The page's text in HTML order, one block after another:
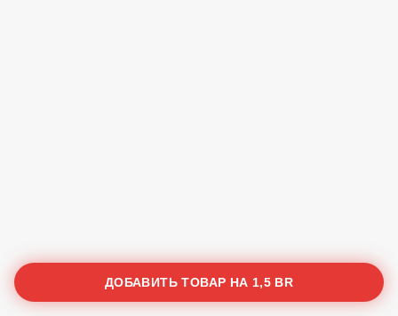
ДОБАВИТЬ ТОВАР НА 1,5 BR